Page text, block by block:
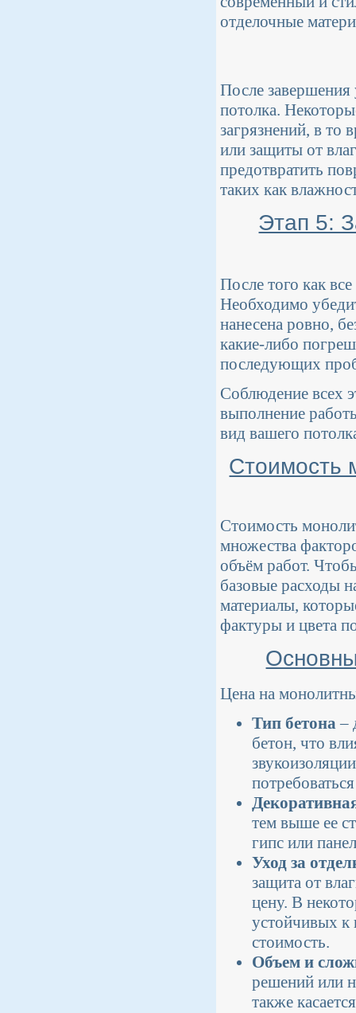
отделочные
После завершения
потолка.
загрязнений, в то
или защиты от
предотвратить
таких как
Этап 5:
После того как
Необходимо
нанесена ровно,
какие-либо
последующих
Соблюдение всех
выполнение
вид вашего
Стоимость
Стоимость
множества
объём работ.
базовые расходы
материалы,
фактуры и цвета
Цена на
Тип бетона–
бетон, что
тем выше ее
гипс или
Уход за
защита от
цену. В
устойчивых к
стоимость.
Объем и
решений или
также